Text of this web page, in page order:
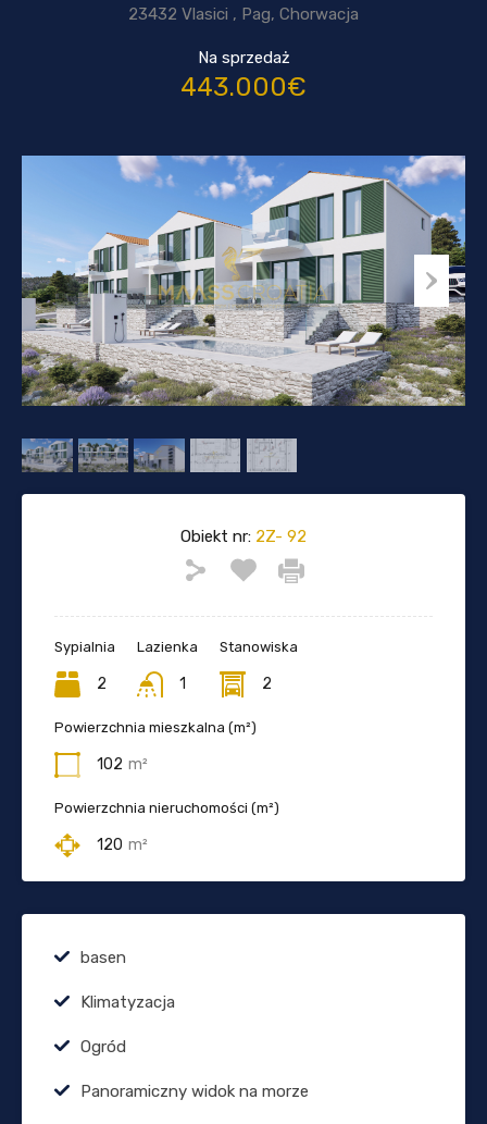
23432 Vlasici , Pag, Chorwacja
Na sprzedaż
443.000€
Obiekt nr: 2Z- 92
Sypialnia
2
Lazienka
1
Stanowiska
2
Powierzchnia mieszkalna (m²)
102 m²
Powierzchnia nieruchomości (m²)
120 m²
basen
Klimatyzacja
Ogród
Panoramiczny widok na morze